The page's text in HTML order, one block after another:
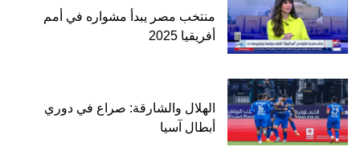
منتخب مصر يبدأ مشواره في أمم
أفريقيا 2025
الهلال والشارقة: صراع في دوري
أبطال آسيا